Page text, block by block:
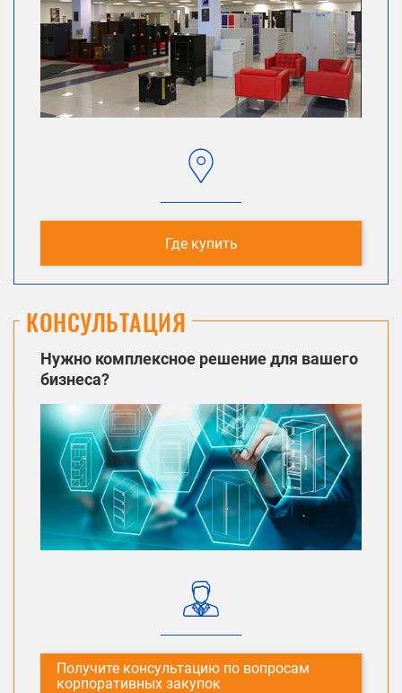
Где купить
КОНСУЛЬТАЦИЯ
Нужно комплексное решение для вашего
бизнеса?
Получите консультацию по вопросам
корпоративных закупок